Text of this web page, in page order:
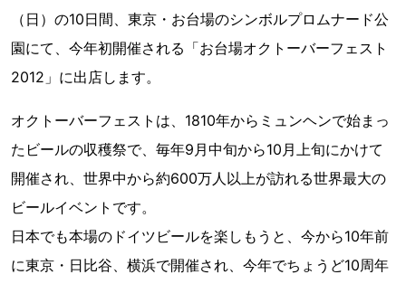
（日）の10日間、東京・お台場のシンボルプロムナード公
園にて、今年初開催される「お台場オクトーバーフェスト
2012」に出店します。
オクトーバーフェストは、1810年からミュンヘンで始まっ
たビールの収穫祭で、毎年9月中旬から10月上旬にかけて
開催され、世界中から約600万人以上が訪れる世界最大の
ビールイベントです。
日本でも本場のドイツビールを楽しもうと、今から10年前
に東京・日比谷、横浜で開催され、今年でちょうど10周年